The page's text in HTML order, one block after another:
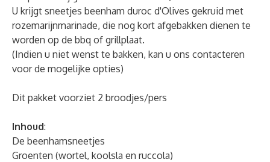
U krijgt sneetjes beenham duroc d'Olives gekruid met
rozemarijnmarinade, die nog kort afgebakken dienen te
worden op de bbq of grillplaat.
(Indien u niet wenst te bakken, kan u ons contacteren
voor de mogelijke opties)
Dit pakket voorziet 2 broodjes/pers
Inhoud:
De beenhamsneetjes
Groenten (wortel, koolsla en ruccola)